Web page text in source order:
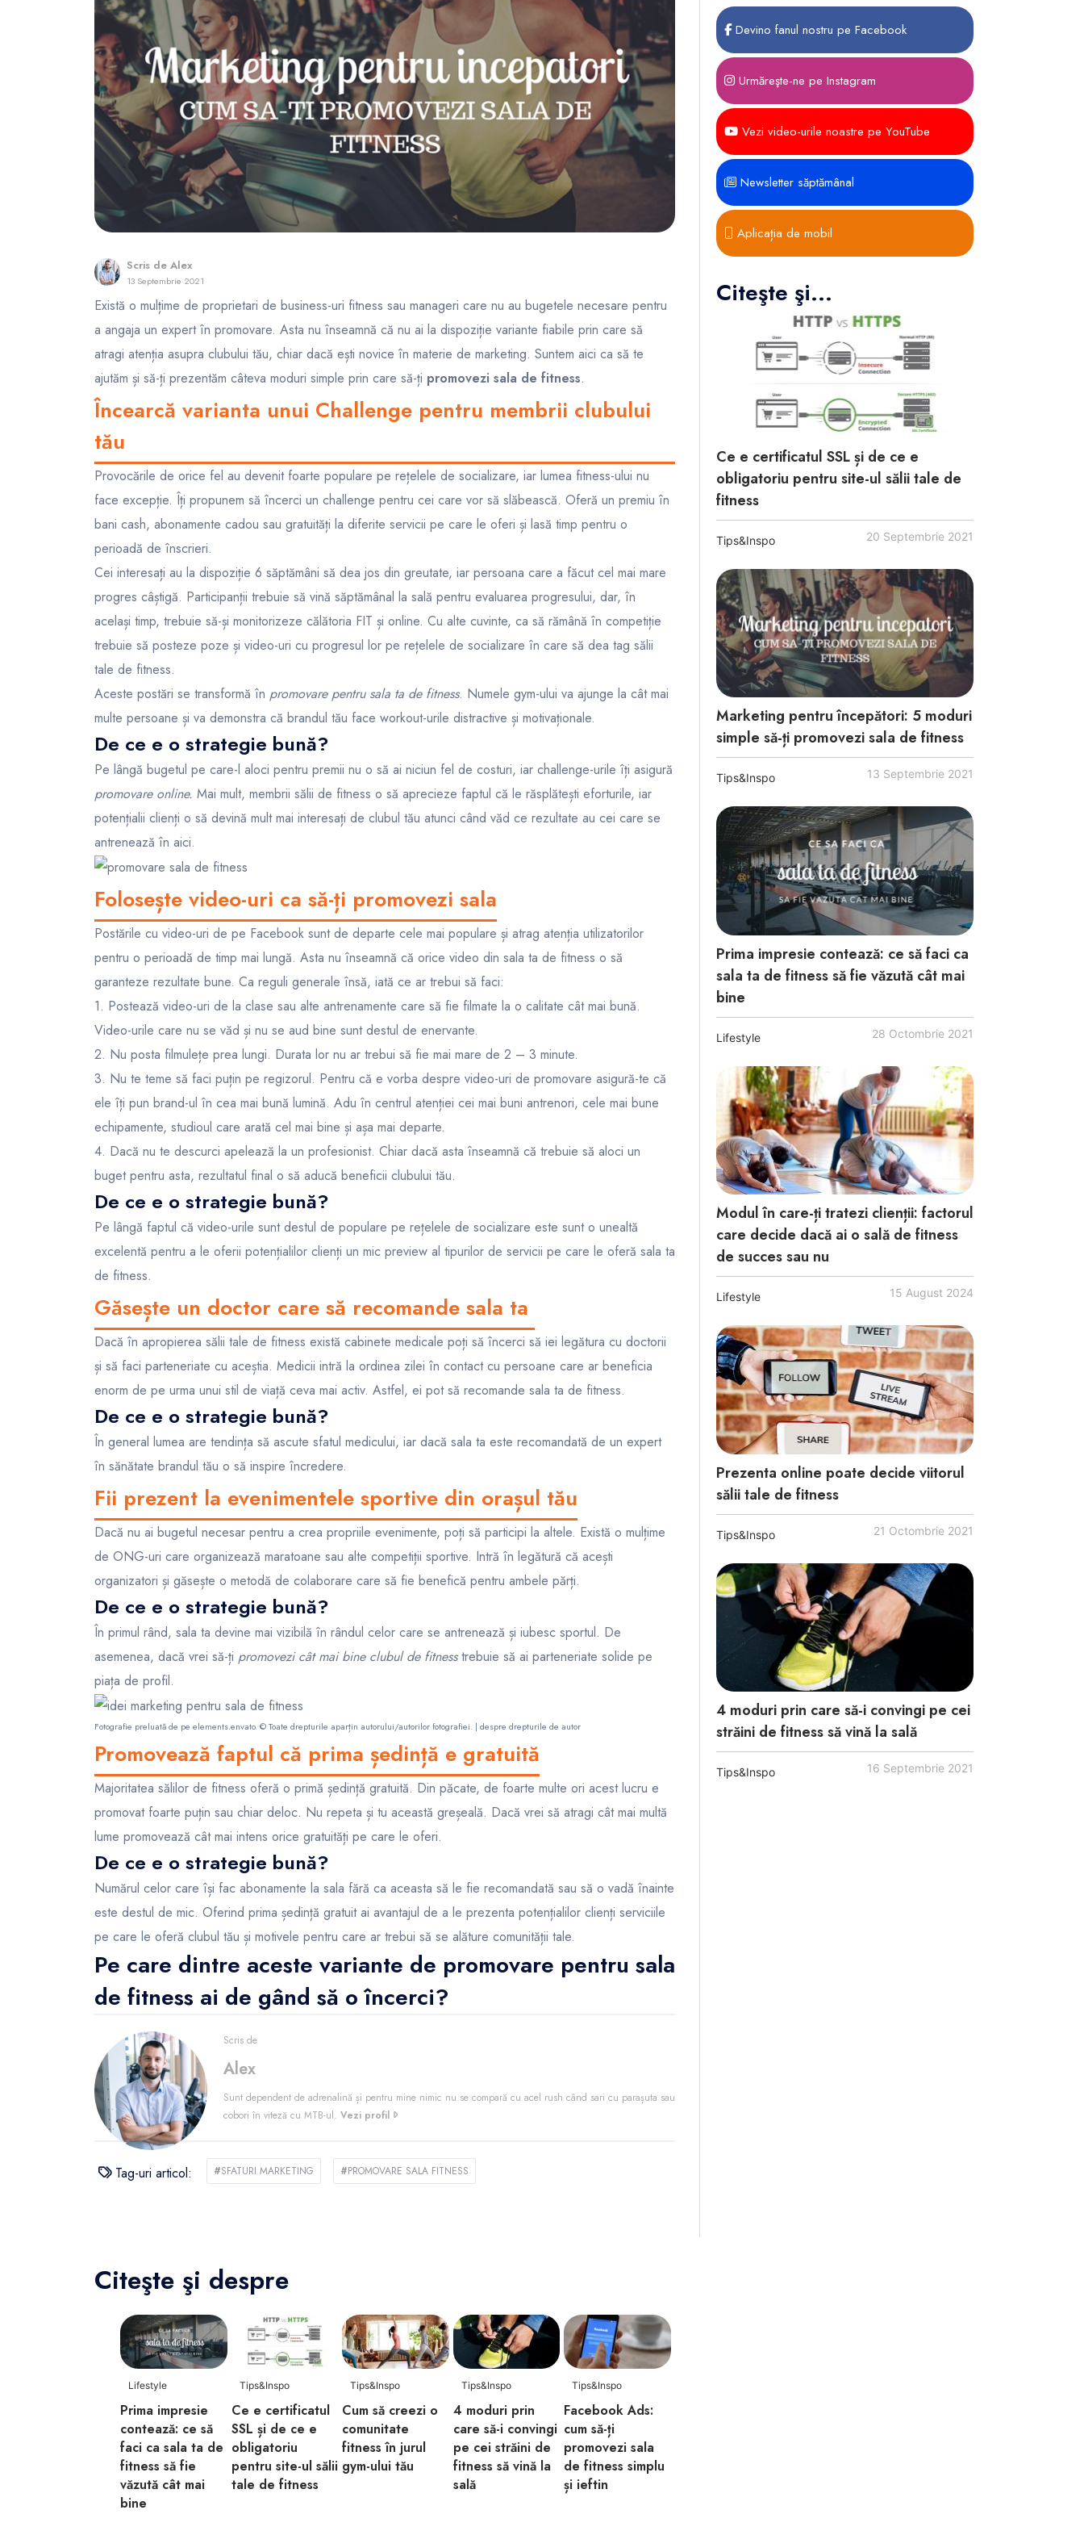
FunOne
Scris de Alex
13 Septembrie 2021
Există o mulțime de proprietari de business-uri fitness sau manageri care nu au bugetele necesare pentru
a angaja un expert în promovare. Asta nu înseamnă că nu ai la dispoziție variante fiabile prin care să
atragi atenția asupra clubului tău, chiar dacă ești novice în materie de marketing. Suntem aici ca să te
ajutăm și să-ți prezentăm câteva moduri simple prin care să-ți promovezi sala de fitness.
Încearcă varianta unui Challenge pentru membrii clubului
tău
Provocările de orice fel au devenit foarte populare pe rețelele de socializare, iar lumea fitness-ului nu
face excepție. Îți propunem să încerci un challenge pentru cei care vor să slăbească. Oferă un premiu în
bani cash, abonamente cadou sau gratuități la diferite servicii pe care le oferi și lasă timp pentru o
perioadă de înscrieri.
Cei interesați au la dispoziție 6 săptămâni să dea jos din greutate, iar persoana care a făcut cel mai mare
progres câștigă. Participanții trebuie să vină săptămânal la sală pentru evaluarea progresului, dar, în
același timp, trebuie să-și monitorizeze călătoria FIT și online. Cu alte cuvinte, ca să rămână în competiție
trebuie să posteze poze și video-uri cu progresul lor pe rețelele de socializare în care să dea tag sălii
tale de fitness.
Aceste postări se transformă în promovare pentru sala ta de fitness. Numele gym-ului va ajunge la cât mai
multe persoane și va demonstra că brandul tău face workout-urile distractive și motivaționale.
De ce e o strategie bună?
Pe lângă bugetul pe care-l aloci pentru premii nu o să ai niciun fel de costuri, iar challenge-urile îți asigură
promovare online. Mai mult, membrii sălii de fitness o să aprecieze faptul că le răsplătești eforturile, iar
potențialii clienți o să devină mult mai interesați de clubul tău atunci când văd ce rezultate au cei care se
antrenează în aici.
Folosește video-uri ca să-ți promovezi sala
Postările cu video-uri de pe Facebook sunt de departe cele mai populare și atrag atenția utilizatorilor
pentru o perioadă de timp mai lungă. Asta nu înseamnă că orice video din sala ta de fitness o să
garanteze rezultate bune. Ca reguli generale însă, iată ce ar trebui să faci:
1. Postează video-uri de la clase sau alte antrenamente care să fie filmate la o calitate cât mai bună.
Video-urile care nu se văd și nu se aud bine sunt destul de enervante.
2. Nu posta filmulețe prea lungi. Durata lor nu ar trebui să fie mai mare de 2 – 3 minute.
3. Nu te teme să faci puțin pe regizorul. Pentru că e vorba despre video-uri de promovare asigură-te că
ele îți pun brand-ul în cea mai bună lumină. Adu în centrul atenției cei mai buni antrenori, cele mai bune
echipamente, studioul care arată cel mai bine și așa mai departe.
4. Dacă nu te descurci apelează la un profesionist. Chiar dacă asta înseamnă că trebuie să aloci un
buget pentru asta, rezultatul final o să aducă beneficii clubului tău.
De ce e o strategie bună?
Pe lângă faptul că video-urile sunt destul de populare pe rețelele de socializare este sunt o unealtă
excelentă pentru a le oferii potențialilor clienți un mic preview al tipurilor de servicii pe care le oferă sala ta
de fitness.
Găsește un doctor care să recomande sala ta
Dacă în apropierea sălii tale de fitness există cabinete medicale poți să încerci să iei legătura cu doctorii
și să faci parteneriate cu aceștia. Medicii intră la ordinea zilei în contact cu persoane care ar beneficia
enorm de pe urma unui stil de viață ceva mai activ. Astfel, ei pot să recomande sala ta de fitness.
De ce e o strategie bună?
În general lumea are tendința să ascute sfatul medicului, iar dacă sala ta este recomandată de un expert
în sănătate brandul tău o să inspire încredere.
Fii prezent la evenimentele sportive din orașul tău
Dacă nu ai bugetul necesar pentru a crea propriile evenimente, poți să participi la altele. Există o mulțime
de ONG-uri care organizează maratoane sau alte competiții sportive. Intră în legătură că acești
organizatori și găsește o metodă de colaborare care să fie benefică pentru ambele părți.
De ce e o strategie bună?
În primul rând, sala ta devine mai vizibilă în rândul celor care se antrenează și iubesc sportul. De
asemenea, dacă vrei să-ți promovezi cât mai bine clubul de fitnesstrebuie să ai parteneriate solide pe
piața de profil.
Fotografie preluată de pe elements.envato. © Toate drepturile aparțin autorului/autorilor fotografiei. | despre drepturile de autor
Promovează faptul că prima ședință e gratuită
Majoritatea sălilor de fitness oferă o primă ședință gratuită. Din păcate, de foarte multe ori acest lucru e
promovat foarte puțin sau chiar deloc. Nu repeta și tu această greșeală. Dacă vrei să atragi cât mai multă
lume promovează cât mai intens orice gratuități pe care le oferi.
De ce e o strategie bună?
Numărul celor care își fac abonamente la sala fără ca aceasta să le fie recomandată sau să o vadă înainte
este destul de mic. Oferind prima ședință gratuit ai avantajul de a le prezenta potențialilor clienți serviciile
pe care le oferă clubul tău și motivele pentru care ar trebui să se alăture comunității tale.
Pe care dintre aceste variante de promovare pentru sala
de fitness ai de gând să o încerci?
Scris de
Alex
Sunt dependent de adrenalină și pentru mine nimic nu se compară cu acel rush când sari cu parașuta sau
cobori în viteză cu MTB-ul. Vezi profil
Tag-uri articol: #SFATURI MARKETING #PROMOVARE SALA FITNESS
Devino fanul nostru pe Facebook
Urmăreşte-ne pe Instagram
Vezi video-urile noastre pe YouTube
Newsletter săptămânal
Aplicația de mobil
Citeşte şi...
Ce e certificatul SSL și de ce e
obligatoriu pentru site-ul sălii tale de
fitness
Tips&Inspo 20 Septembrie 2021
Marketing pentru începători: 5 moduri
simple să-ți promovezi sala de fitness
Tips&Inspo 13 Septembrie 2021
Prima impresie contează: ce să faci ca
sala ta de fitness să fie văzută cât mai
bine
Lifestyle 28 Octombrie 2021
Modul în care-ți tratezi clienții: factorul
care decide dacă ai o sală de fitness
de succes sau nu
Lifestyle 15 August 2024
Prezenta online poate decide viitorul
sălii tale de fitness
Tips&Inspo 21 Octombrie 2021
4 moduri prin care să-i convingi pe cei
străini de fitness să vină la sală
Tips&Inspo 16 Septembrie 2021
Citeşte şi despre
Lifestyle
Prima impresie
contează: ce să
faci ca sala ta de
fitness să fie
văzută cât mai
bine
Tips&Inspo
Ce e certificatul
SSL și de ce e
obligatoriu
pentru site-ul sălii
tale de fitness
Tips&Inspo
Cum să creezi o
comunitate
fitness în jurul
gym-ului tău
Tips&Inspo
4 moduri prin
care să-i convingi
pe cei străini de
fitness să vină la
sală
Tips&Inspo
Facebook Ads:
cum să-ți
promovezi sala
de fitness simplu
și ieftin